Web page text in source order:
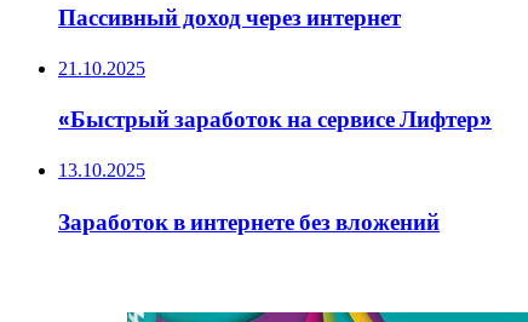
Пассивный доход через интернет
21.10.2025
«Быстрый заработок на сервисе Лифтер»
13.10.2025
Заработок в интернете без вложений